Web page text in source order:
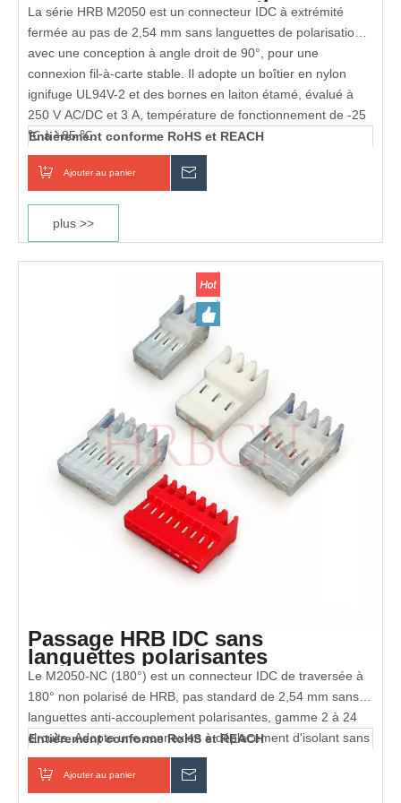
polarisantes
La série HRB M2050 est un connecteur IDC à extrémité
fermée au pas de 2,54 mm sans languettes de polarisation
avec une conception à angle droit de 90°, pour une
connexion fil-à-carte stable. Il adopte un boîtier en nylon
ignifuge UL94V-2 et des bornes en laiton étamé, évalué à
250 V AC/DC et 3 A, température de fonctionnement de -25
℃ à +85 ℃.
La conception à extrémité fermée empêche le glissement
polarisantes, il offre une plus grande flexibilité
d'accouplement et un coût inférieur. La terminaison IDC sans
soudure permet de gagner du temps d'assemblage,
compatible avec les fils 22-26 AWG et 2 à 24 circuits.
Conforme RoHS, largement utilisé dans les contrôles
industriels, l'instrumentation, les appareils électroménagers,
les systèmes embarqués et les kiosques.
Entièrement conforme RoHS et REACH
Certifié UL et cUL
Boîtier ignifuge UL 94V-2
Ajouter au panier
plus >>
Passage HRB IDC sans
languettes polarisantes
Le M2050-NC (180°) est un connecteur IDC de traversée à
180° non polarisé de HRB, pas standard de 2,54 mm sans
languettes anti-accouplement polarisantes, gamme 2 à 24
circuits. Adopte une connexion à déplacement d'isolant sans
dénuder ni souder ; différentes couleurs de boîtier
correspondent à AWG22 (rouge)/24 (noir/blanc/naturel)/26
Entièrement conforme RoHS et REACH
Certifié UL et cUL
Ajouter au panier